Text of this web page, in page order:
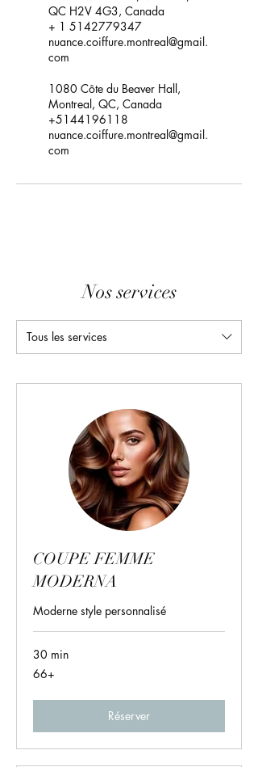
QC H2V 4G3, Canada
+ 1 5142779347
nuance.coiffure.montreal@gmail.
com
1080 Côte du Beaver Hall,
Montreal, QC, Canada
+5144196118
nuance.coiffure.montreal@gmail.
com
Nos services
Tous les services
COUPE FEMME
MODERNA
Moderne style personnalisé
30 min
66+
66+
Réserver